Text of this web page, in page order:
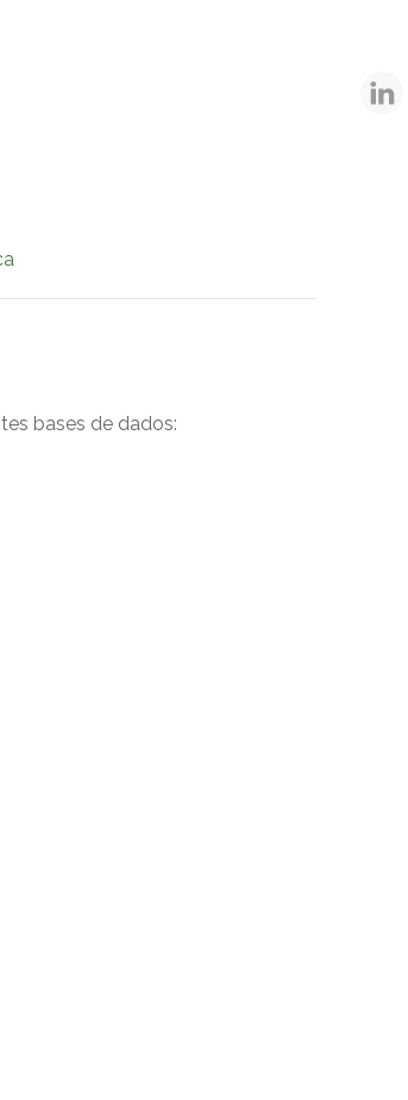
bases de dados: